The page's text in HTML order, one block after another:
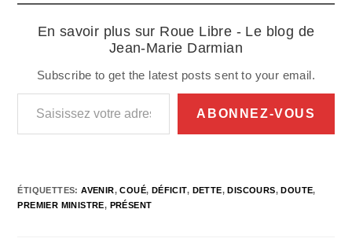
En savoir plus sur Roue Libre - Le blog de
Jean-Marie Darmian
Subscribe to get the latest posts sent to your email.
Saisissez votre adresse e-mail…
ABONNEZ-VOUS
ÉTIQUETTES:AVENIR, COUÉ, DÉFICIT, DETTE, DISCOURS, DOUTE,
PREMIER MINISTRE, PRÉSENT